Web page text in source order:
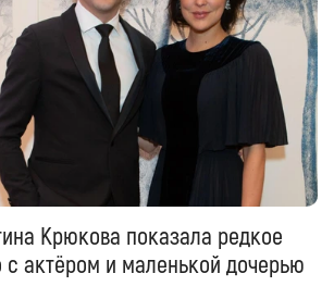
Крюкова показала редкое
актёром и маленькой дочерью